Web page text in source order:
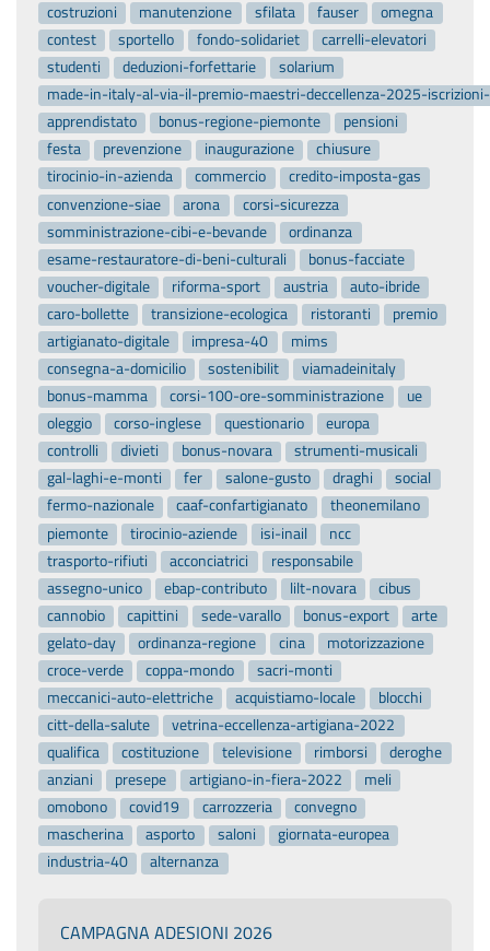
costruzioni
manutenzione sfilata fauser
omegna
contest
sportello fondo-solidariet
carrelli-elevatori
studenti
deduzioni-forfettarie
solarium
made-in-italy-al-via-il-premio-maestri-deccellenza-2025-
apprendistato
bonus-regione-piemonte
pensioni
festa
prevenzione inaugurazione
chiusure
tirocinio-in-azienda
commercio
credito-imposta-gas
convenzione-siae
arona
corsi-sicurezza
somministrazione-cibi-e-bevande
ordinanza
esame-restauratore-di-beni-culturali
bonus-facciate
voucher-digitale
riforma-sport austria
auto-ibride
caro-bollette
transizione-ecologica ristoranti
premio
artigianato-digitale
impresa-40
mims
consegna-a-domicilio
sostenibilit
viamadeinitaly
bonus-mamma
corsi-100-ore-somministrazione
ue
oleggio
corso-inglese questionario
europa
controlli
divieti bonus-novara
strumenti-musicali
gal-laghi-e-monti
fer salone-gusto draghi
social
fermo-nazionale
caaf-confartigianato
theonemilano
piemonte
tirocinio-aziende isi-inail
ncc
trasporto-rifiuti
acconciatrici
responsabile
assegno-unico
ebap-contributo lilt-novara
cibus
cannobio
capittini sede-varallo bonus-export
arte
gelato-day
ordinanza-regione cina
motorizzazione
croce-verde
coppa-mondo
sacri-monti
meccanici-auto-elettriche
acquistiamo-locale
blocchi
citt-della-salute
vetrina-eccellenza-artigiana-2022
qualifica
costituzione televisione rimborsi
deroghe
anziani
presepe artigiano-in-fiera-2022
meli
omobono
covid19 carrozzeria
convegno
mascherina
asporto saloni
giornata-europea
industria-40
alternanza
CAMPAGNA ADESIONI 2026